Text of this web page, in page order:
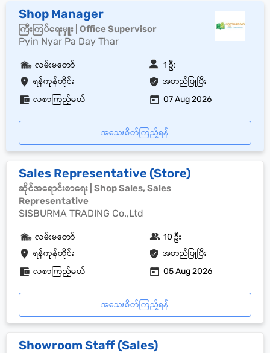
Shop Manager
ကြီးကြပ်ရေးမှူး | Office Supervisor
Pyin Nyar Pa Day Thar
ရန်ကုန်တိုင်း အတည်ပြုပြီး
လမ်းမတော် 1 ဦး
လစာကြည့်မယ် 07 Aug 2026
အသေးစိတ်ကြည့်ရန်
Sales Representative (Store)
ဆိုင်အရောင်းစာရေး | Shop Sales, Sales
Representative
SISBURMA TRADING Co.,Ltd
ရန်ကုန်တိုင်း အတည်ပြုပြီး
လမ်းမတော် 10 ဦး
လစာကြည့်မယ် 05 Aug 2026
အသေးစိတ်ကြည့်ရန်
Showroom Staff (Sales)